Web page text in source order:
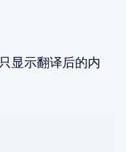
显示翻译后的内